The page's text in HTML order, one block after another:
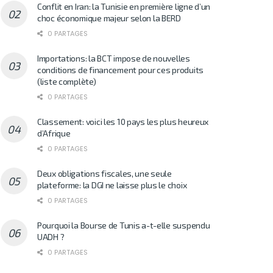
Conflit en Iran: la Tunisie en première ligne d’un
choc économique majeur selon la BERD
0 PARTAGES
Importations: la BCT impose de nouvelles
conditions de financement pour ces produits
(liste complète)
0 PARTAGES
Classement: voici les 10 pays les plus heureux
d’Afrique
0 PARTAGES
Deux obligations fiscales, une seule
plateforme: la DGI ne laisse plus le choix
0 PARTAGES
Pourquoi la Bourse de Tunis a-t-elle suspendu
UADH ?
0 PARTAGES